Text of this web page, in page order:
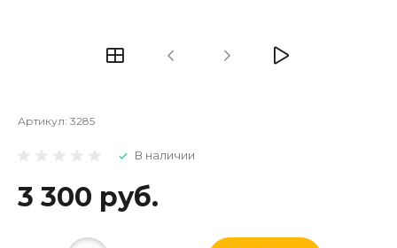
Артикул: 3285
В наличии
3 300 руб.